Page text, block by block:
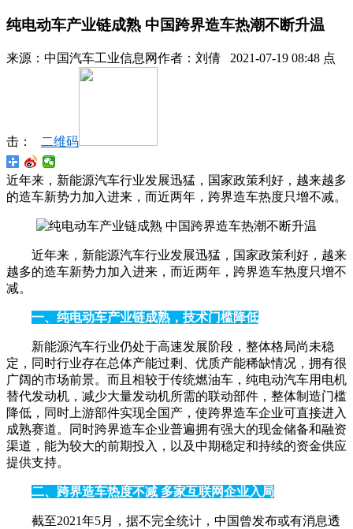
纯电动车产业链成熟 中国跨界造车热潮不断升温
来源： 中国汽车工业信息网作者： 刘倩 2021-07-19 08:48 点
击： 二维码
近年来，新能源汽车行业发展迅猛，国家政策利好，越来越多
的造车新势力加入进来，而近两年，跨界造车热度只增不减。
近年来，新能源汽车行业发展迅猛，国家政策利好，越来
越多的造车新势力加入进来，而近两年，跨界造车热度只增不
减。
一、纯电动车产业链成熟，技术门槛降低
新能源汽车行业仍处于高速发展阶段，整体格局尚未稳
定，同时行业存在总体产能过剩、优质产能稀缺情况，拥有很
广阔的市场前景。而且相较于传统燃油车，纯电动汽车用电机
替代发动机，减少大量发动机所需的联动部件，整体制造门槛
降低，同时上游部件实现全国产，使跨界造车企业可直接进入
成熟赛道。同时跨界造车企业普遍拥有强大的现金储备和融资
渠道，能为较大的前期投入，以及中期稳定和持续的资金供应
提供支持。
二、跨界造车热度不减 多家互联网企业入局
截至2021年5月，据不完全统计，中国曾发布或有消息透